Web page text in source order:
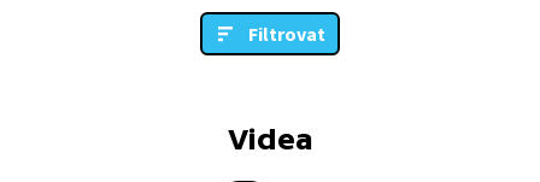
Filtrovat
Videa